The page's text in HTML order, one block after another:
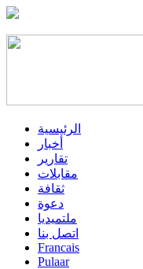
الرئيسية
أخبار
تقارير
مقابلات
ثقافة
دعوة
ملتميديا
اتصل بنا
Francais
Pulaar